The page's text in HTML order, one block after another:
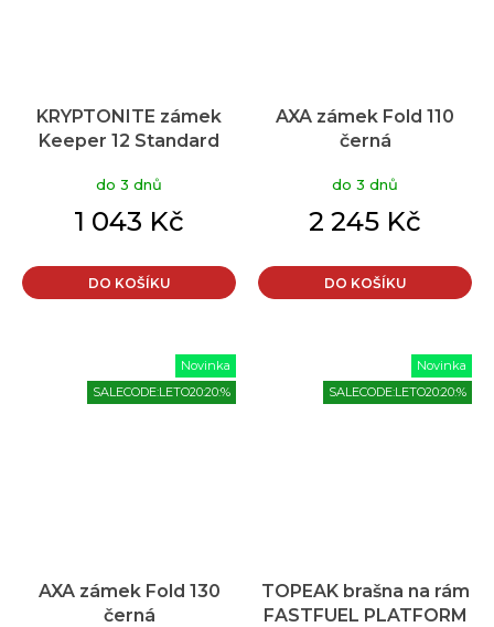
KRYPTONITE zámek
Keeper 12 Standard
do 3 dnů
1 043 Kč
DO KOŠÍKU
AXA zámek Fold 110
černá
do 3 dnů
2 245 Kč
DO KOŠÍKU
Novinka
SALECODE:LETO20:20:%
AXA zámek Fold 130
černá
Novinka
SALECODE:LETO20:20:%
TOPEAK brašna na rám
FASTFUEL PLATFORM